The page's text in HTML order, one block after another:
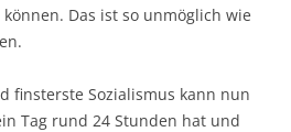
Das ist so unmöglich wie
finsterste Sozialismus kann nun
Tag rund 24 Stunden hat und